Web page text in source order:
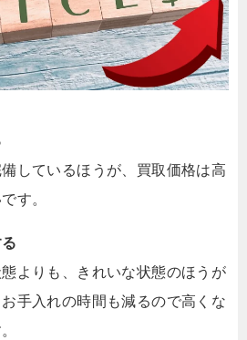
しているほうが、買取価格は高
す。
よりも、きれいな状態のほうが
手入れの時間も減るので高くな